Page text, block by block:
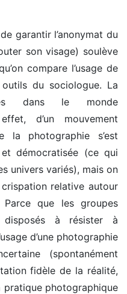
garantir l’anonymat du
son visage) soulève
compare l’usage de
du sociologue. La
dans le monde
d’un mouvement
photographie s’est
démocratisée (ce qui
univers variés), mais on
relative autour
que les groupes
disposés à résister à
d’une photographie
(spontanément
fidèle de la réalité,
pratique photographique